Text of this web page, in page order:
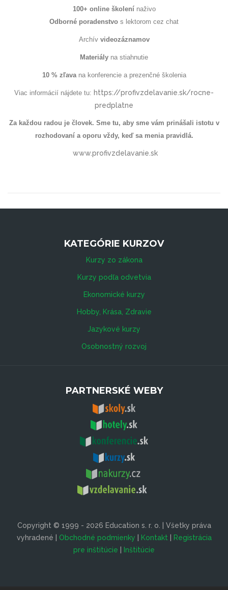
100+ online školení naživo
Odborné poradenstvo s lektorom cez chat
Archív videozáznamov
Materiály na stiahnutie
10 % zľavana konferencie a prezenčné školenia
Viac informácií nájdete tu: https://profivzdelavanie.sk/rocne-
predplatne
Za každou radou je človek. Sme tu, aby sme vám prinášali istotu v
rozhodovaní a oporu vždy, keď sa menia pravidlá.
www.profivzdelavanie.sk
KATEGÓRIE KURZOV
Kurzy zo zákona
Kurzy podľa odvetvia
Ekonomické kurzy
Hobby, Krása, Zdravie
Jazykové kurzy
Osobnostný rozvoj
PARTNERSKÉ WEBY
Copyright © 1999 - 2026 Education s. r. o. | Všetky práva
vyhradené | Obchodné podmienky Kontakt
Registrácia
pre inštitúcie
Inštitúcie